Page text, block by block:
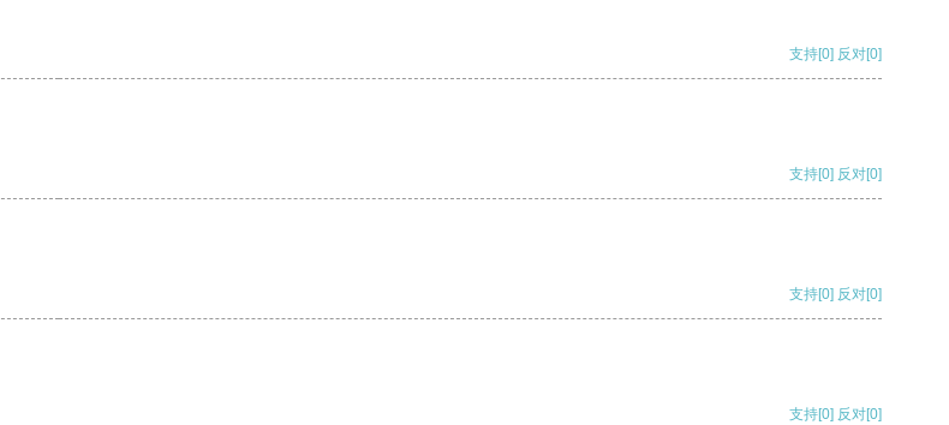
支持[0] 反对[0]
支持[0] 反对[0]
支持[0] 反对[0]
支持[0] 反对[0]